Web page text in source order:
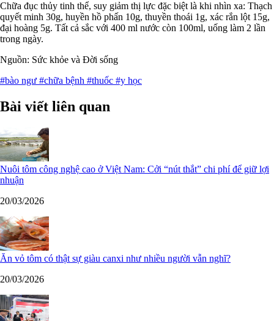
Chữa đục thủy tinh thể, suy giảm thị lực đặc biệt là khi nhìn xa: Thạch
quyết minh 30g, huyền hồ phấn 10g, thuyền thoái 1g, xác rắn lột 15g,
đại hoàng 5g. Tất cả sắc với 400 ml nước còn 100ml, uống làm 2 lần
trong ngày.
Nguồn: Sức khỏe và Đời sống
#bào ngư #chữa bệnh #thuốc #y học
Bài viết liên quan
Nuôi tôm công nghệ cao ở Việt Nam: Cởi “nút thắt” chi phí để giữ lợi
nhuận
20/03/2026
Ăn vỏ tôm có thật sự giàu canxi như nhiều người vẫn nghĩ?
20/03/2026